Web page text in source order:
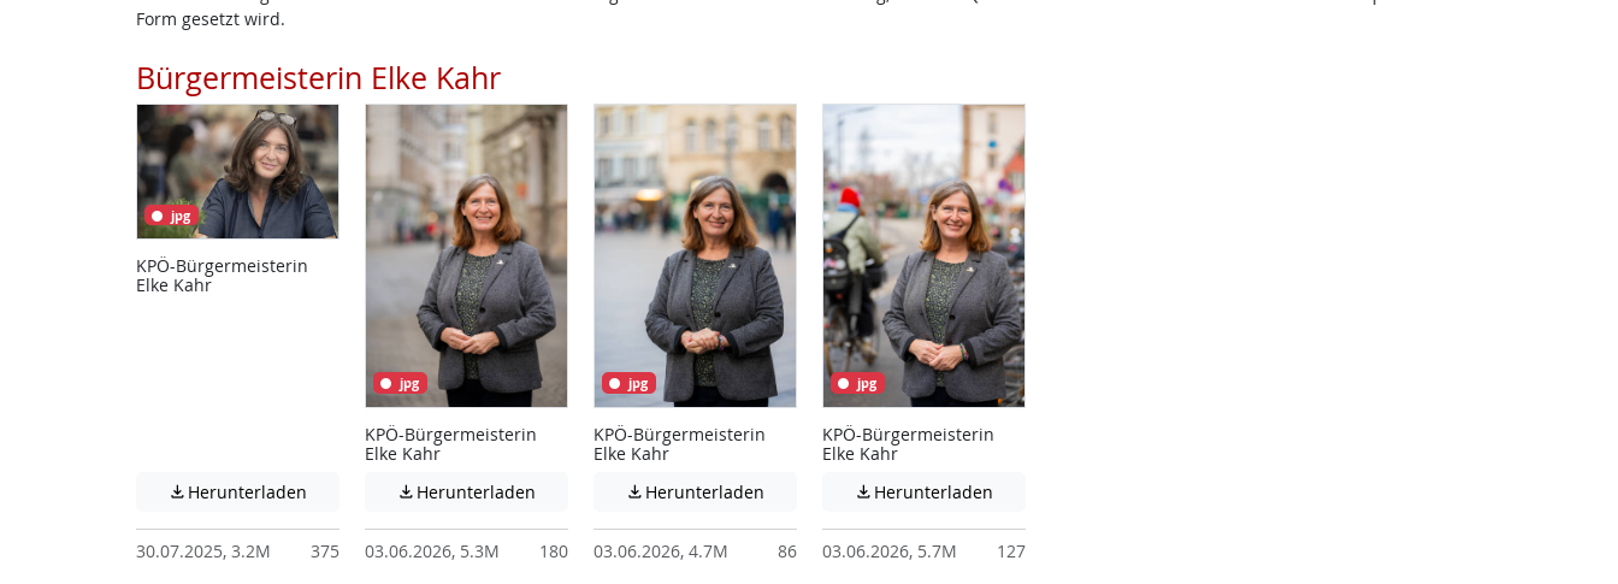
Form gesetzt wird.
Bürgermeisterin Elke Kahr
jpg
KPÖ-Bürgermeisterin
Elke Kahr
 Herunterladen Achtung: Diese Datei enthält unter Umständen nicht barrierefreie Inhalte!
30.07.2025, 3.2M 375
jpg
KPÖ-Bürgermeisterin
Elke Kahr
 Herunterladen Achtung: Diese Datei enthält unter Umständen nicht barrierefreie Inhalte!
03.06.2026, 5.3M 180
jpg
KPÖ-Bürgermeisterin
Elke Kahr
 Herunterladen Achtung: Diese Datei enthält unter Umständen nicht barrierefreie Inhalte!
03.06.2026, 4.7M 86
jpg
KPÖ-Bürgermeisterin
Elke Kahr
 Herunterladen
03.06.2026, 5.7M 127